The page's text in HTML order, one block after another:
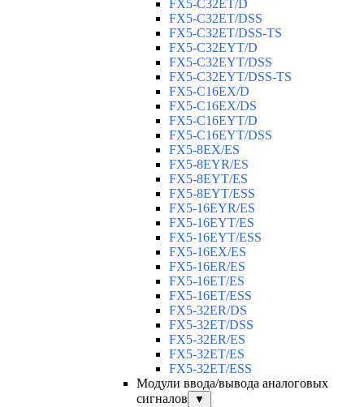
FX5-C32ET/D
FX5-C32ET/DSS
FX5-C32ET/DSS-TS
FX5-C32EYT/D
FX5-C32EYT/DSS
FX5-C32EYT/DSS-TS
FX5-C16EX/D
FX5-C16EX/DS
FX5-C16EYT/D
FX5-C16EYT/DSS
FX5-8EX/ES
FX5-8EYR/ES
FX5-8EYT/ES
FX5-8EYT/ESS
FX5-16EYR/ES
FX5-16EYT/ES
FX5-16EYT/ESS
FX5-16EX/ES
FX5-16ER/ES
FX5-16ET/ES
FX5-16ET/ESS
FX5-32ER/DS
FX5-32ET/DSS
FX5-32ER/ES
FX5-32ET/ES
FX5-32ET/ESS
Модули ввода/вывода аналоговых
сигналов
▼